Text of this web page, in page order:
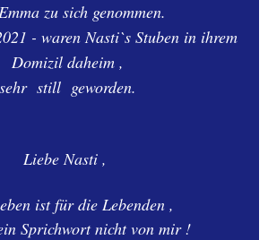
zu sich genommen.
- waren Nasti`s Stuben in ihrem
Domizil daheim ,
sehr still geworden.
Liebe Nasti ,
ist für die Lebenden ,
Sprichwort nicht von mir !